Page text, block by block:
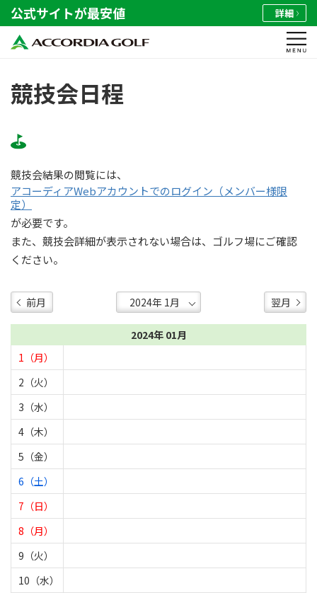
公式サイトが最安値 詳細
競技会日程
競技会結果の閲覧には、
アコーディアWebアカウントでのログイン（メンバー様限
定）
が必要です。
また、競技会詳細が表示されない場合は、ゴルフ場にご確認
ください。
前月 翌月
2024年 01月
1（月）
2（火）
3（水）
4（木）
5（金）
6（土）
7（日）
8（月）
9（火）
10（水）